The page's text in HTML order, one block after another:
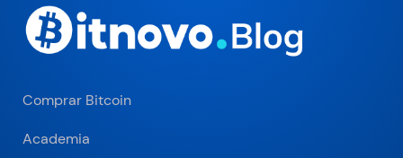
Comprar Bitcoin
Academia